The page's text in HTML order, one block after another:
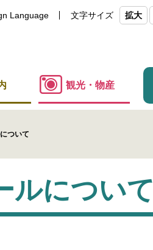
Language 文字サイズ 拡大
観光・物産
ついて
ルについて